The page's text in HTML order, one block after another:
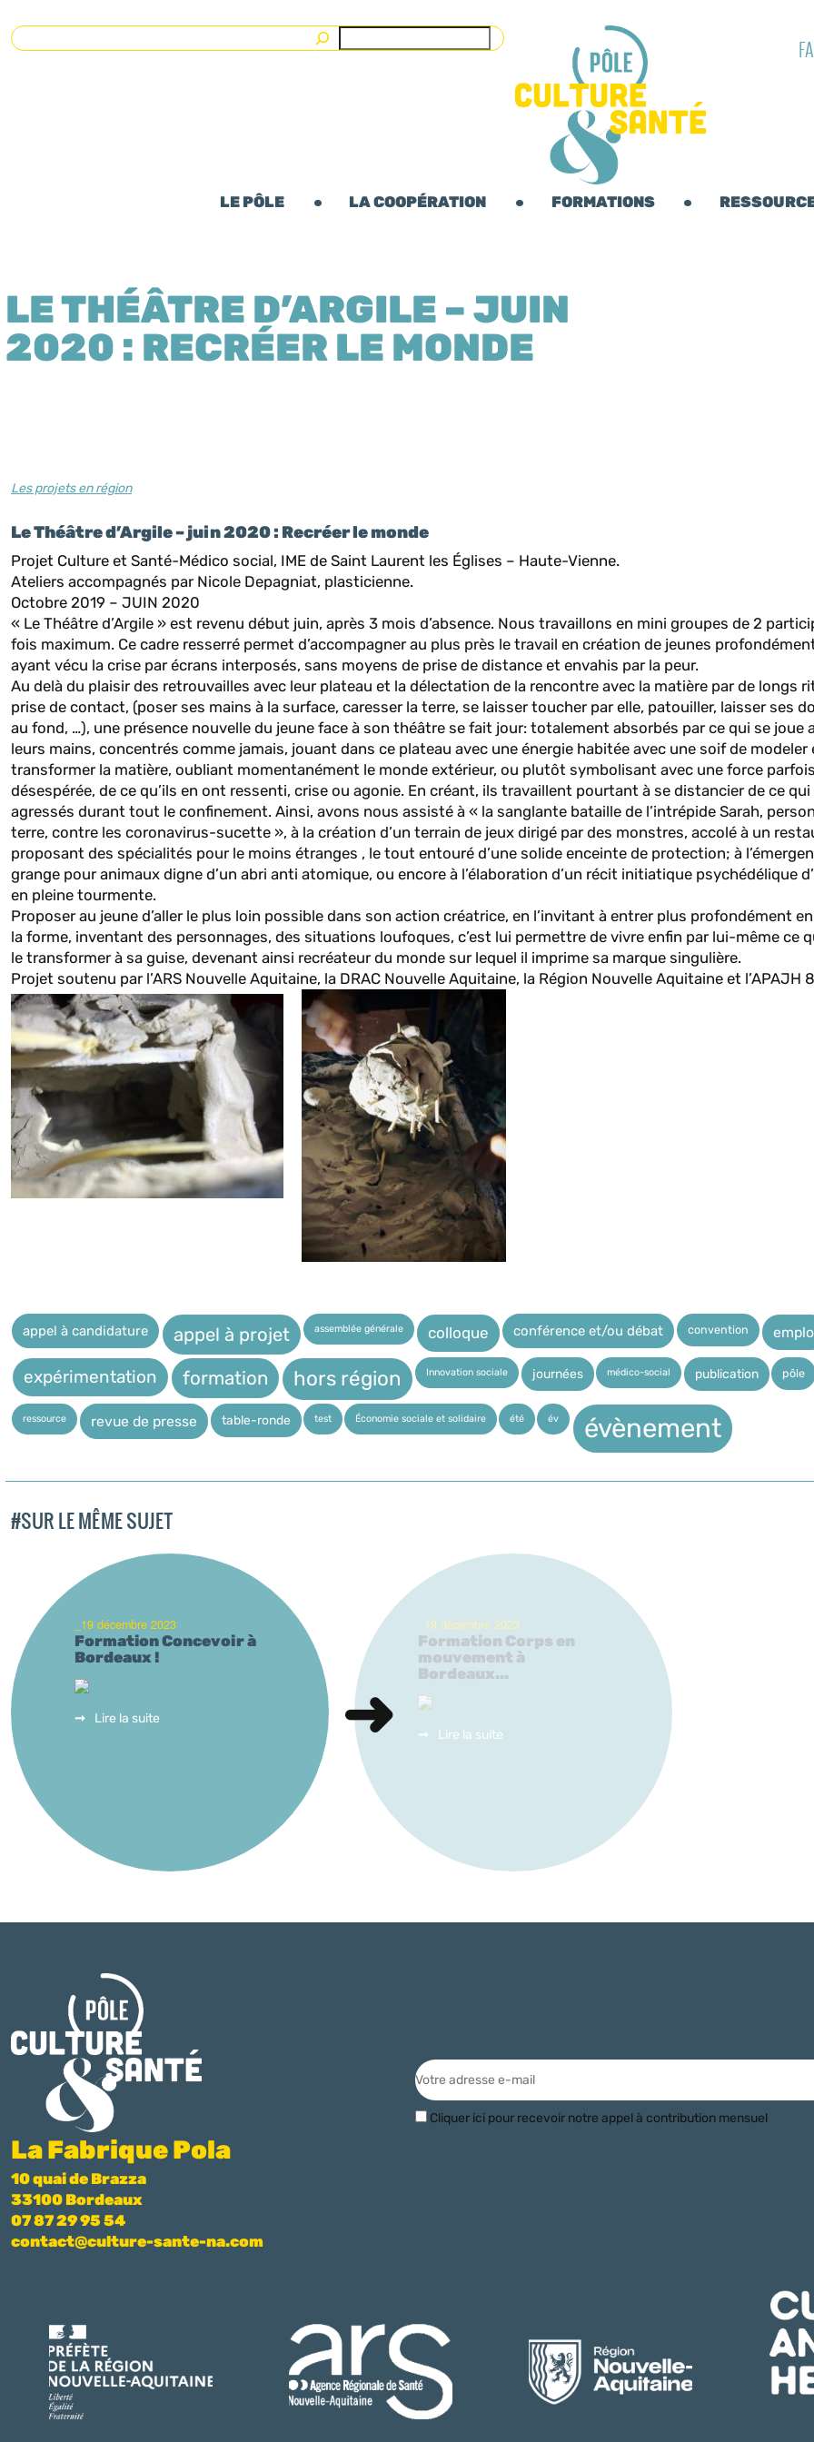
Rechercher
LE PÔLE LA COOPÉRATION FORMATIONS
LE THÉÂTRE D’ARGILE – JUIN
2020 : RECRÉER LE MONDE
Les projets en région
Le Théâtre d’Argile – juin 2020 : Recréer le monde
Projet Culture et Santé-Médico social, IME de Saint Laurent les Églises – Haute-Vienne.
Ateliers accompagnés par Nicole Depagniat, plasticienne.
Octobre 2019 – JUIN 2020
« Le Théâtre d’Argile » est revenu début juin, après 3 mois d’absence. Nous travaillons en mini groupes de 2
fois maximum. Ce cadre resserré permet d’accompagner au plus près le travail en création de jeunes
ayant vécu la crise par écrans interposés, sans moyens de prise de distance et envahis par la peur.
Au delà du plaisir des retrouvailles avec leur plateau et la délectation de la rencontre avec la matière par de longs
prise de contact, (poser ses mains à la surface, caresser la terre, se laisser toucher par elle, patouiller, laisser ses
au fond, …), une présence nouvelle du jeune face à son théâtre se fait jour: totalement absorbés par ce qui se joue
leurs mains, concentrés comme jamais, jouant dans ce plateau avec une énergie habitée avec une soif de modeler
transformer la matière, oubliant momentanément le monde extérieur, ou plutôt symbolisant avec une force
désespérée, de ce qu’ils en ont ressenti, crise ou agonie. En créant, ils travaillent pourtant à se distancier de ce qui
agressés durant tout le confinement. Ainsi, avons nous assisté à « la sanglante bataille de l’intrépide Sarah,
terre, contre les coronavirus-sucette », à la création d’un terrain de jeux dirigé par des monstres, accolé à un
proposant des spécialités pour le moins étranges , le tout entouré d’une solide enceinte de protection; à
grange pour animaux digne d’un abri anti atomique, ou encore à l’élaboration d’un récit initiatique psychédélique
en pleine tourmente.
Proposer au jeune d’aller le plus loin possible dans son action créatrice, en l’invitant à entrer plus profondément
la forme, inventant des personnages, des situations loufoques, c’est lui permettre de vivre enfin par lui-même ce
le transformer à sa guise, devenant ainsi recréateur du monde sur lequel il imprime sa marque singulière.
Projet soutenu par l’ARS Nouvelle Aquitaine, la DRAC Nouvelle Aquitaine, la Région Nouvelle Aquitaine et l’APAJH
appel à candidature appel à projet assemblée générale colloque conférence et/ou débat convention
expérimentation formation hors région Innovation sociale journées médico-social publication pôle
ressource revue de presse table-ronde test Économie sociale et solidaire été év évènement
#SUR LE MÊME SUJET
_19 décembre 2023
Formation Concevoir à
Bordeaux !
Lire la suite
_19 décembre 2023
Formation Corps en
mouvement à
Bordeaux...
Lire la suite
La Fabrique Pola
10 quai de Brazza
33100 Bordeaux
07 87 29 95 54
contact@culture-sante-na.com
Cliquer ici pour recevoir notre appel à contribution mensuel